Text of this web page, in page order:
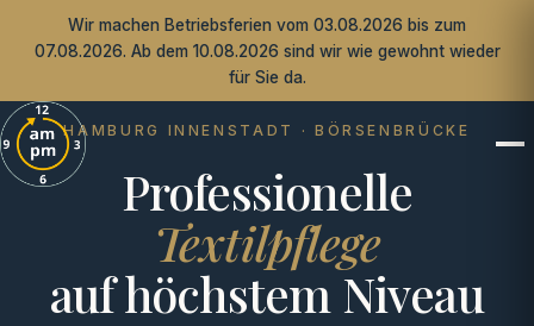
Wir machen Betriebsferien vom 03.08.2026 bis zum
07.08.2026. Ab dem 10.08.2026 sind wir wie gewohnt wieder
für Sie da.
HAMBURG INNENSTADT · BÖRSENBRÜCKE
Professionelle
Textilpflege
auf höchstem Niveau